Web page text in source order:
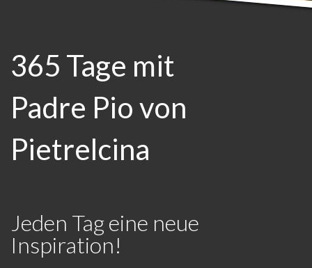
365 Tage mit
Padre Pio von
Pietrelcina
Jeden Tag eine neue
Inspiration!